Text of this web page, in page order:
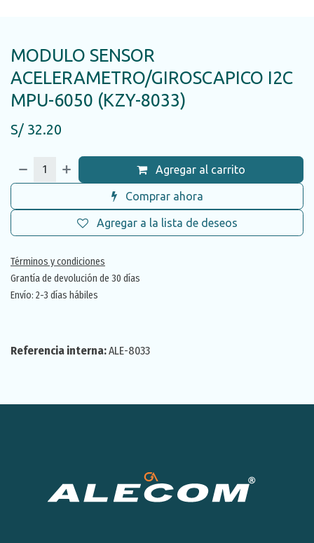
MODULO SENSOR
ACELERAMETRO/GIROSCAPICO I2C
MPU-6050 (KZY-8033)
S/ 32.20
Agregar al carrito
Comprar ahora
Agregar a la lista de deseos
Términos y condiciones
Grantía de devolución de 30 días
Envío: 2-3 días hábiles
Referencia interna:ALE-8033